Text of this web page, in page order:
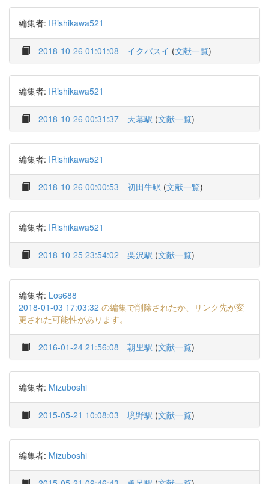
編集者: IRishikawa521
2018-10-26 01:01:08 イクパスイ (文献一覧)
編集者: IRishikawa521
2018-10-26 00:31:37 天幕駅 (文献一覧)
編集者: IRishikawa521
2018-10-26 00:00:53 初田牛駅 (文献一覧)
編集者: IRishikawa521
2018-10-25 23:54:02 栗沢駅 (文献一覧)
編集者: Los688
2018-01-03 17:03:32 の編集で削除されたか、リンク先が変
更された可能性があります。
2016-01-24 21:56:08 朝里駅 (文献一覧)
編集者: Mizuboshi
2015-05-21 10:08:03 境野駅 (文献一覧)
編集者: Mizuboshi